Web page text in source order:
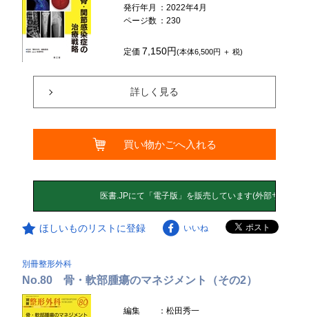
発行年月
：2022年4月
ページ数 ：230
定価 7,150円(本体6,500円 ＋ 税)
詳しく見る
買い物かごへ入れる
ほしいものリストに登録 いいね
別冊整形外科
No.80 骨・軟部腫瘍のマネジメント（その2）
編集
：松田秀一